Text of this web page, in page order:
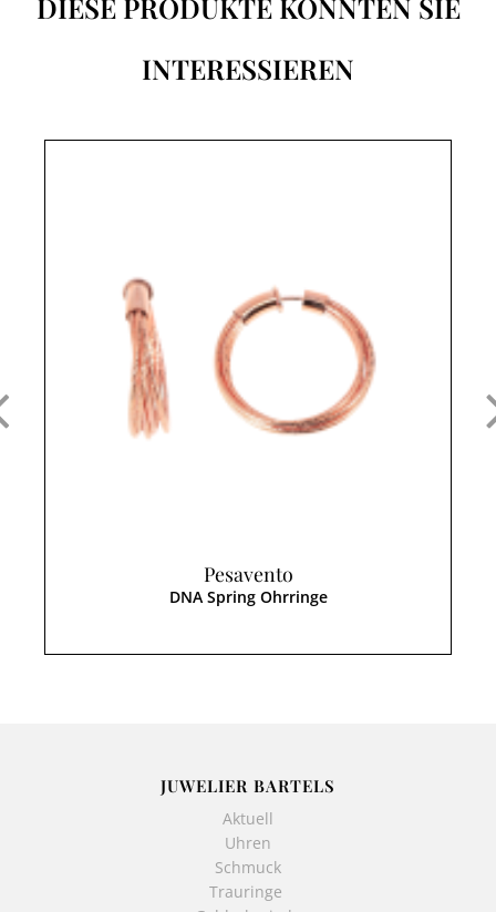
INTERESSIEREN
Pesavento
DNA Spring Ohrringe
JUWELIER BARTELS
Aktuell
Uhren
Schmuck
Trauringe